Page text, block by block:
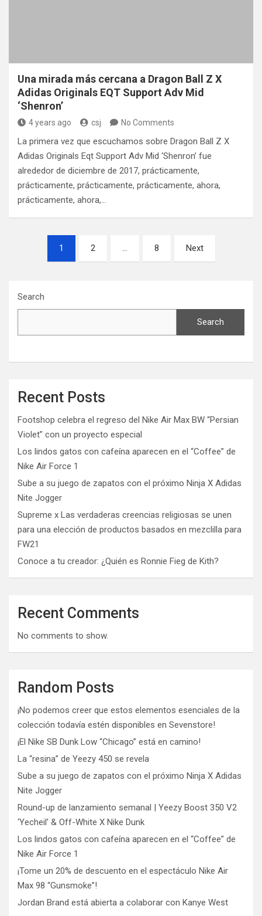
Una mirada más cercana a Dragon Ball Z X
Adidas Originals EQT Support Adv Mid
‘Shenron’
4 years ago csj No Comments
La primera vez que escuchamos sobre Dragon Ball Z X
Adidas Originals Eqt Support Adv Mid ‘Shenron’ fue
alrededor de diciembre de 2017, prácticamente,
prácticamente, prácticamente, prácticamente, ahora,
prácticamente, ahora,…
navigation
1 2 … 8 Next
Search
Search
Recent Posts
Footshop celebra el regreso del Nike Air Max BW “Persian
Violet” con un proyecto especial
Los lindos gatos con cafeína aparecen en el “Coffee” de
Nike Air Force 1
Sube a su juego de zapatos con el próximo Ninja X Adidas
Nite Jogger
Supreme x Las verdaderas creencias religiosas se unen
para una elección de productos basados ​​en mezclilla para
FW21
Conoce a tu creador: ¿Quién es Ronnie Fieg de Kith?
Recent Comments
No comments to show.
Random Posts
¡No podemos creer que estos elementos esenciales de la
colección todavía estén disponibles en Sevenstore!
¡El Nike SB Dunk Low “Chicago” está en camino!
La “resina” de Yeezy 450 se revela
Sube a su juego de zapatos con el próximo Ninja X Adidas
Nite Jogger
Round-up de lanzamiento semanal | Yeezy Boost 350 V2
‘Yecheil’ & Off-White X Nike Dunk
Los lindos gatos con cafeína aparecen en el “Coffee” de
Nike Air Force 1
¡Tome un 20% de descuento en el espectáculo Nike Air
Max 98 “Gunsmoke”!
Jordan Brand está abierta a colaborar con Kanye West